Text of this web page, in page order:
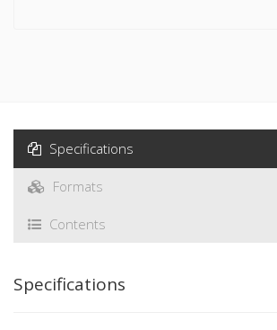
Specifications
Formats
Contents
Specifications